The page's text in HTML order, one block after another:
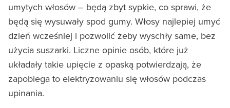
umytych włosów – będą zbyt sypkie, co sprawi, że
będą się wysuwały spod gumy. Włosy najlepiej umyć
dzień wcześniej i pozwolić żeby wyschły same, bez
użycia suszarki. Liczne opinie osób, które już
układały takie upięcie z opaską potwierdzają, że
zapobiega to elektryzowaniu się włosów podczas
upinania.